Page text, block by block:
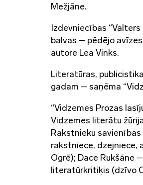
Mežjāne.
Izdevniecības
balvas – pēdējo
autore Lea Vinks.
Literatūras,
gadam – saņēma
“Vidzemes Prozas
Vidzemes literātu
Rakstnieku
rakstniece, dzejniece,
Ogrē); Dace Rukšāne
literatūrkritiķis (dzīvo